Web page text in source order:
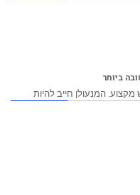
ביותר
המנעולן חייב להיות